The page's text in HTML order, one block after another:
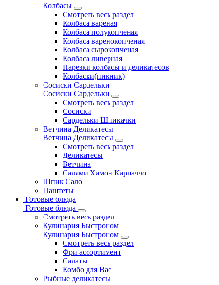
Колбасы
Смотреть весь раздел
Колбаса вареная
Колбаса полукопченая
Колбаса варенокопченая
Колбаса сырокопченая
Колбаса ливерная
Нарезки колбасы и деликатесов
Колбаски(пикник)
Сосиски Сардельки
Сосиски Сардельки
Смотреть весь раздел
Сосиски
Сардельки Шпикачки
Ветчина Деликатесы
Ветчина Деликатесы
Смотреть весь раздел
Деликатесы
Ветчина
Салями Хамон Карпаччо
Шпик Сало
Паштеты
Готовые блюда
Готовые блюда
Смотреть весь раздел
Кулинария Быстроном
Кулинария Быстроном
Смотреть весь раздел
Фри ассортимент
Салаты
Комбо для Вас
Рыбные деликатесы